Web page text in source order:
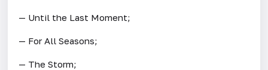
— Until the Last Moment;
— For All Seasons;
— The Storm;